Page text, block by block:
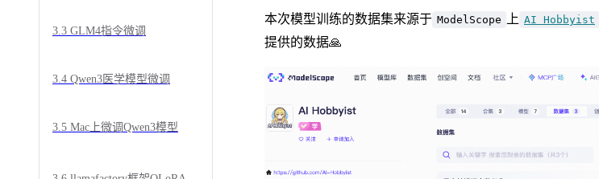
3.3 GLM4指令微调
3.4 Qwen3医学模型微调
3.5 Mac上微调Qwen3模型
本次模型训练的数据集来源于 ModelScope 上 AI Hobbyist
提供的数据🙏